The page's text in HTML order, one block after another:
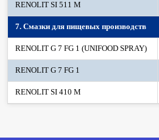
RENOLIT SI 511 M
7. Смазки для пищевых производств
RENOLIT G 7 FG 1 (UNIFOOD SPRAY)
RENOLIT G 7 FG 1
RENOLIT SI 410 M